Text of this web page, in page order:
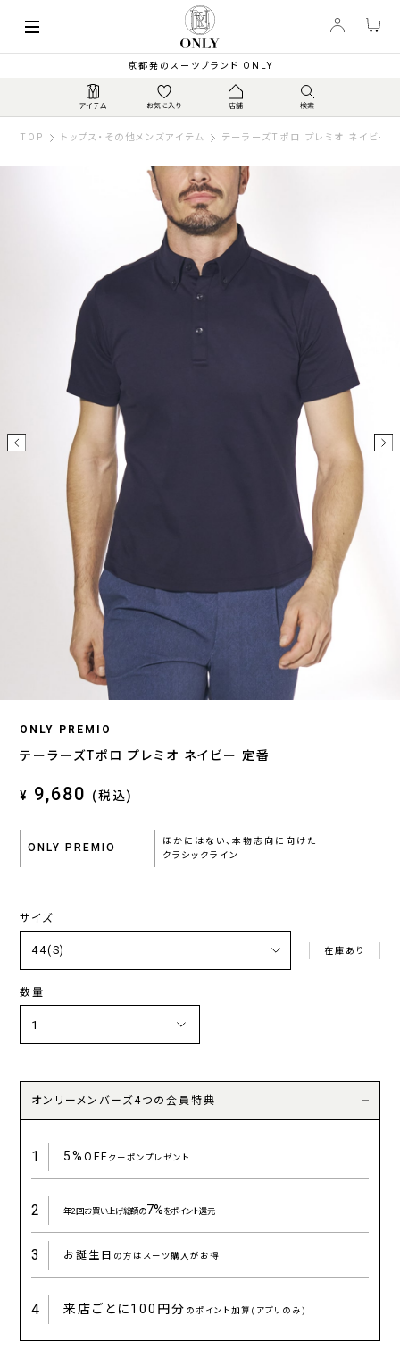
京都発のスーツブランド ONLY
TOP トップス・その他メンズアイテム テーラーズTポロ プレミオ ネイビー
ONLY PREMIO
テーラーズTポロ プレミオ ネイビー 定番
¥ 9,680 (税込)
ONLY PREMIO
ほかにはない、本物志向に向けた
クラシックライン
サイズ
在庫あり
数量
オンリーメンバーズ4つの会員特典
1 5%OFFクーポンプレゼント
2 年2回お買い上げ総額の7%をポイント還元
3 お誕生日 の方はスーツ購入がお得
4 来店ごとに100円分 のポイント加算(アプリのみ)